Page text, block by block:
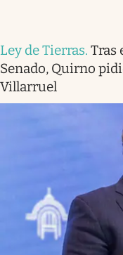
Ley de Tierras. Tras
Senado, Quirno
Villarruel